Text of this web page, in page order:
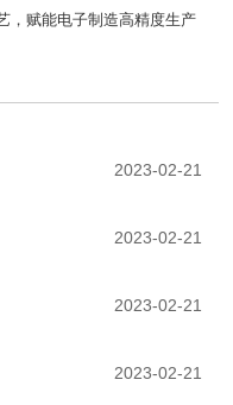
，赋能电子制造高精度生产
2023-02-21
2023-02-21
2023-02-21
2023-02-21